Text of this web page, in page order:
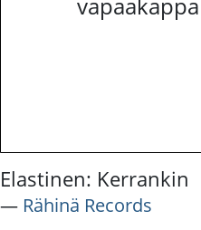
Elastinen: Kerrankin
― Rähinä Records